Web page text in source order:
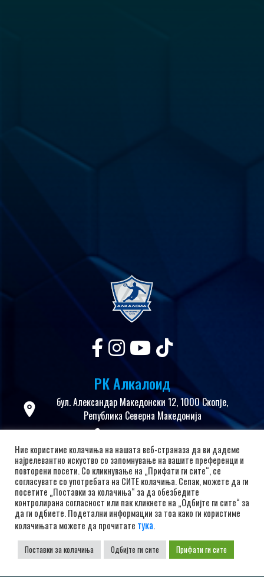
РК Алкалоид
бул. Александар Македонски 12, 1000 Скопје,
Република Северна Македонија
adrkalkaloid@alkaloid.com.mk
Важни Линкови
Почетна
За Клубот
Вести
Ние користиме колачиња на нашата веб-страназа да ви дадеме
најрелевантно искуство со запомнување на вашите преференци и
повторени посети. Со кликнување на „Прифати ги сите“, се
согласувате со употребата на СИТЕ колачиња. Сепак, можете да ги
посетите „Поставки за колачиња“ за да обезбедите
контролирана согласност или пак кликнете на „Одбијте ги сите“ за
да ги одбиете. Подетални информации за тоа како ги користиме
колачињата можете да прочитате тука.
Поставки за колачиња Одбијте ги сите Прифати ги сите